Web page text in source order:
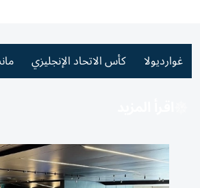
غوارديولا كأس الاتحاد الإنجليزي